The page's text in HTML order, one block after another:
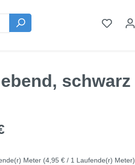
schwarz
Meter (4,95 € / 1 Laufende(r) Meter)